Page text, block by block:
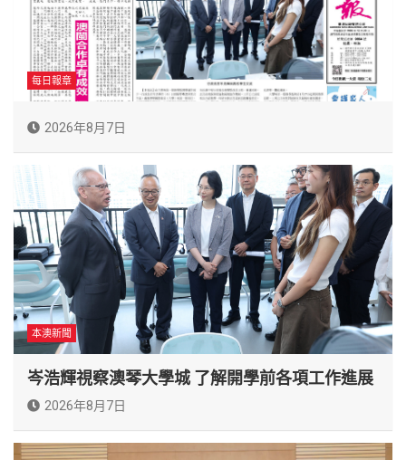
每日報章
2026年8月7日
本澳新聞
岑浩輝視察澳琴大學城 了解開學前各項工作進展
2026年8月7日